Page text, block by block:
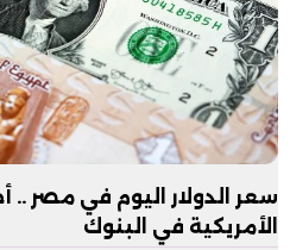
سعر الدولار اليوم في مصر ..
الأمريكية في البنوك